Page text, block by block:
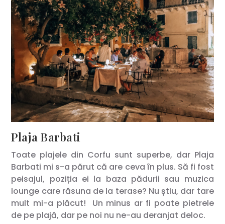
Plaja Barbati
Toate plajele din Corfu sunt superbe, dar Plaja
Barbati mi s-a părut că are ceva în plus. Să fi fost
peisajul, poziția ei la baza pădurii sau muzica
lounge care răsuna de la terase? Nu știu, dar tare
mult mi-a plăcut! Un minus ar fi poate pietrele
de pe plajă, dar pe noi nu ne-au deranjat deloc.